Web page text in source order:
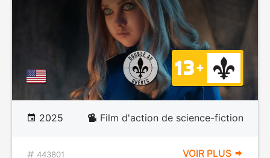
2025 Film d'action de science-fiction
443801 VOIR PLUS